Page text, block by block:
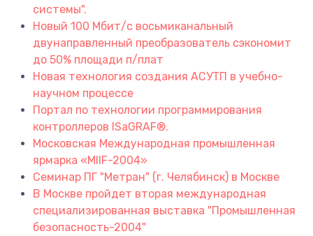
системы".
Новый 100 Мбит/с восьмиканальный
двунаправленный преобразователь сэкономит
до 50% площади п/плат
Новая технология создания АСУТП в учебно-
научном процессе
Портал по технологии программирования
контроллеров ISaGRAF®.
Московская Международная промышленная
ярмарка «MIIF-2004»
Cеминар ПГ "Метран" (г. Челябинск) в Москве
В Москве пройдет вторая международная
специализированная выставка "Промышленная
безопасность-2004"